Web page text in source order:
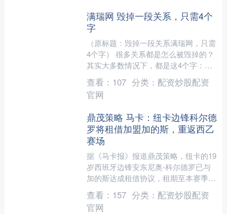
满瑞网 毁掉一段关系，只需4个
字
（原标题：毁掉一段关系满瑞网，只需
4个字） 很多关系都是怎么被毁掉的？
其实大多数情况下，都是这4个字：不
被看见。每个人都陷入了自己的情绪
里，认为自己是受害者，....
查看： 107 分类： 配资炒股配资
官网
鼎茂策略 马卡：纽卡边锋科尔德
罗将租借加盟加的斯，重返西乙
赛场
据《马卡报》报道鼎茂策略，纽卡的19
岁西班牙边锋安东尼奥-科尔德罗已与
加的斯达成租借协议，租期至本赛季结
束。 报道称，安东尼奥-科尔德罗于去
年夏天从马拉加转会至....
查看： 157 分类： 配资炒股配资
官网